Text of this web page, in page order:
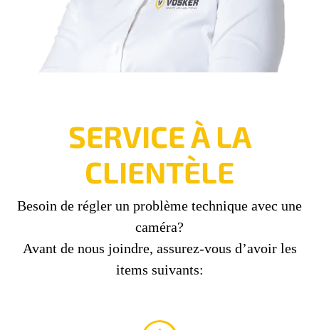
SERVICE À LA
CLIENTÈLE
Besoin de régler un problème technique avec une
caméra?
Avant de nous joindre, assurez-vous d’avoir les
items suivants: